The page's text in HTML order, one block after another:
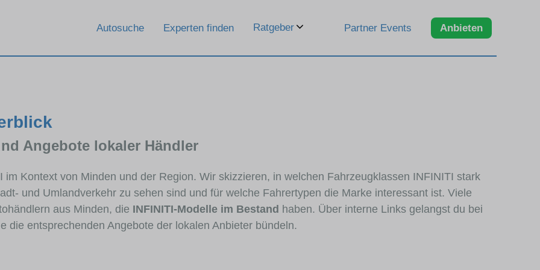
Autosuche Experten finden Ratgeber Partner Events Anbieten
Angebote lokaler Händler
Kontext von Minden und der Region. Wir skizzieren, in welchen Fahrzeugklassen INFINITI stark
und Umlandverkehr zu sehen sind und für welche Fahrertypen die Marke interessant ist. Viele
aus Minden, die INFINITI-Modelle im Bestand haben. Über interne Links gelangst du bei
die entsprechenden Angebote der lokalen Anbieter bündeln.